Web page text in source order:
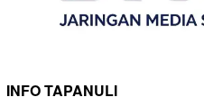
INFO TAPANULI